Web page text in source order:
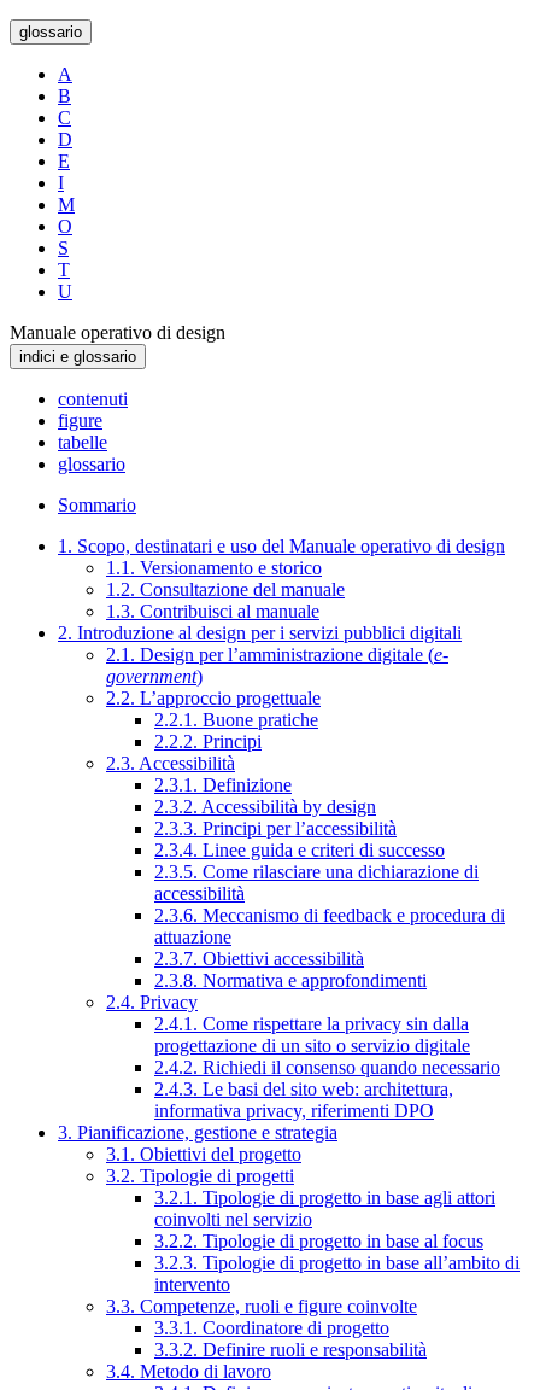
glossario
A
B
C
D
E
I
M
O
S
T
U
Manuale operativo di design
indici e glossario
contenuti
figure
tabelle
glossario
Sommario
1. Scopo, destinatari e uso del Manuale operativo di design
1.1. Versionamento e storico
1.2. Consultazione del manuale
1.3. Contribuisci al manuale
2. Introduzione al design per i servizi pubblici digitali
2.1. Design per l’amministrazione digitale (e-
government)
2.2. L’approccio progettuale
2.2.1. Buone pratiche
2.2.2. Principi
2.3. Accessibilità
2.3.1. Definizione
2.3.2. Accessibilità by design
2.3.3. Principi per l’accessibilità
2.3.4. Linee guida e criteri di successo
2.3.5. Come rilasciare una dichiarazione di
accessibilità
2.3.6. Meccanismo di feedback e procedura di
attuazione
2.3.7. Obiettivi accessibilità
2.3.8. Normativa e approfondimenti
2.4. Privacy
2.4.1. Come rispettare la privacy sin dalla
progettazione di un sito o servizio digitale
2.4.2. Richiedi il consenso quando necessario
2.4.3. Le basi del sito web: architettura,
informativa privacy, riferimenti DPO
3. Pianificazione, gestione e strategia
3.1. Obiettivi del progetto
3.2. Tipologie di progetti
3.2.1. Tipologie di progetto in base agli attori
coinvolti nel servizio
3.2.2. Tipologie di progetto in base al focus
3.2.3. Tipologie di progetto in base all’ambito di
intervento
3.3. Competenze, ruoli e figure coinvolte
3.3.1. Coordinatore di progetto
3.3.2. Definire ruoli e responsabilità
3.4. Metodo di lavoro